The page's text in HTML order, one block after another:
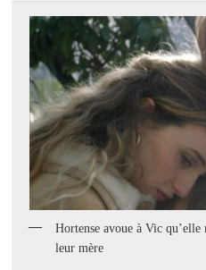
Hortense avoue à Vic qu’elle
leur mère